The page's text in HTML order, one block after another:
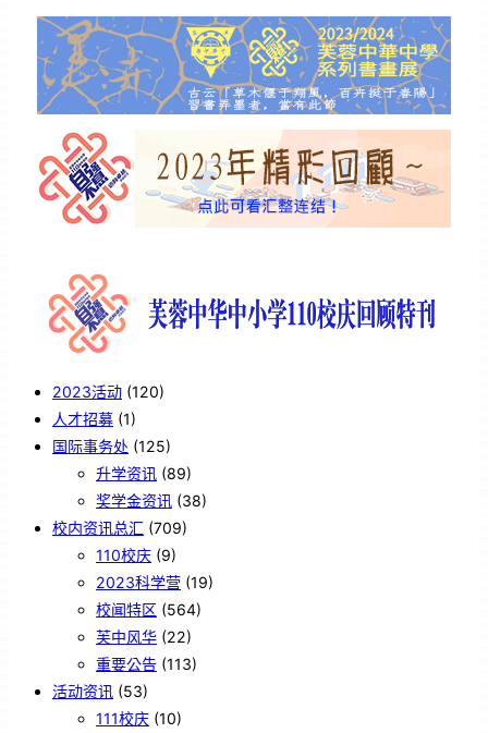
2023活动 (120)
人才招募 (1)
国际事务处 (125)
升学资讯 (89)
奖学金资讯 (38)
校内资讯总汇 (709)
110校庆 (9)
2023科学营 (19)
校闻特区 (564)
芙中风华 (22)
重要公告 (113)
活动资讯 (53)
111校庆 (10)